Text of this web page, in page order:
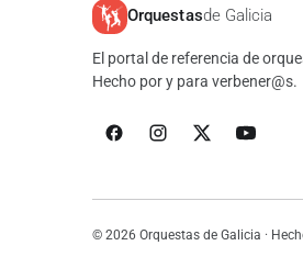
Orquestasde Galicia
El portal de referencia de
Hecho por y para verbener@s.
© 2026 Orquestas de Galicia ·